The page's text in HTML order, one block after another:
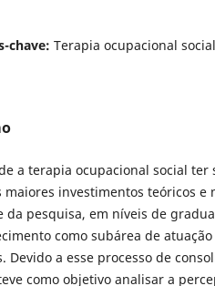
chave: Terapia ocupacional
a terapia ocupacional social
maiores investimentos teóricos e
da pesquisa, em níveis de
como subárea de
Devido a esse processo de
como objetivo analisar a